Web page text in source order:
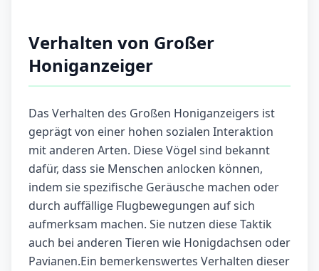
Verhalten von Großer
Honiganzeiger
Das Verhalten des Großen Honiganzeigers ist
geprägt von einer hohen sozialen Interaktion
mit anderen Arten. Diese Vögel sind bekannt
dafür, dass sie Menschen anlocken können,
indem sie spezifische Geräusche machen oder
durch auffällige Flugbewegungen auf sich
aufmerksam machen. Sie nutzen diese Taktik
auch bei anderen Tieren wie Honigdachsen oder
Pavianen.Ein bemerkenswertes Verhalten dieser